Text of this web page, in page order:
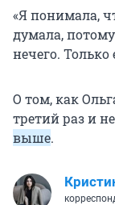
«Я понимала,
думала,
нечего. Только
О том, как
третий раз и
выше.